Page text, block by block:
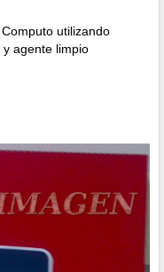
utilizando
agente limpio